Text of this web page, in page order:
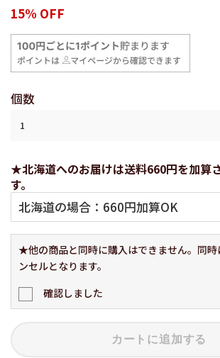
格
格
15% OFF
個数
★北海道へのお届けは送料660円を加算
す。
★他の商品と同時に購入はできません。同時
ンセルとなります。
確認しました
カートに追加する